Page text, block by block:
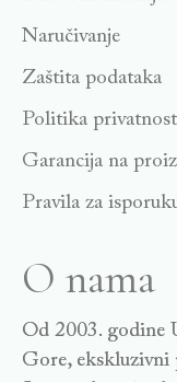
Naručivanje
Zaštita podataka
Politika
Garancija na
Pravila za
O nama
Od 2003. godine
Gore, ekskluzivni